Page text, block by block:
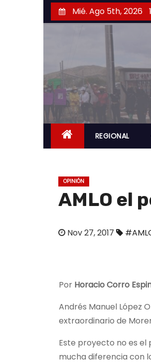
a
r
a
l
n
Mié. Ago 5th, 2026
REGIONAL
OPINIÓN
AMLO el
Nov 27, 2017
Por Horacio Corro
Andrés Manuel López
extraordinario de
Este proyecto no es
mucha diferencia con